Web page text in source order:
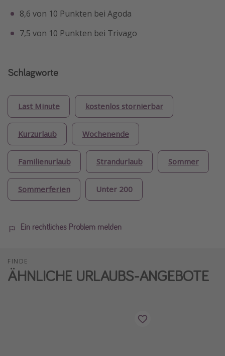
8,6 von 10 Punkten bei Agoda
7,5 von 10 Punkten bei Trivago
Schlagworte
Last Minute kostenlos stornierbar
Kurzurlaub Wochenende
Familienurlaub Strandurlaub Sommer
Sommerferien Unter 200
Ein rechtliches Problem melden
FINDE
ÄHNLICHE URLAUBS-ANGEBOTE